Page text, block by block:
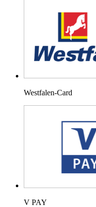
Westfalen-Card
V PAY